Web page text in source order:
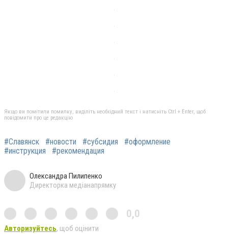
Якщо ви помітили помилку, виділіть необхідний текст і натисніть Ctrl + Enter, щоб
повідомити про це редакцію
#Славянск #новости #субсидия
#оформление
#инструкция
#рекомендация
Олександра Пилипенко
Директорка медіанапрямку
0,0
Авторизуйтесь, щоб оцінити